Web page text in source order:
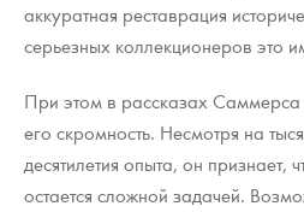
аккуратная реставрация
серьезных коллекционеров это
При этом в рассказах Саммерса
его скромность. Несмотря на
десятилетия опыта, он признает,
остается сложной задачей.